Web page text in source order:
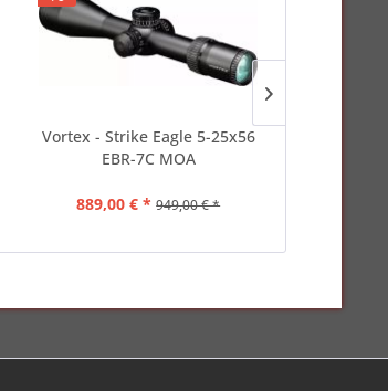
Vortex - Strike Eagle 5-25x56
EBR-7C MOA
889,00 € * 949,00 € *